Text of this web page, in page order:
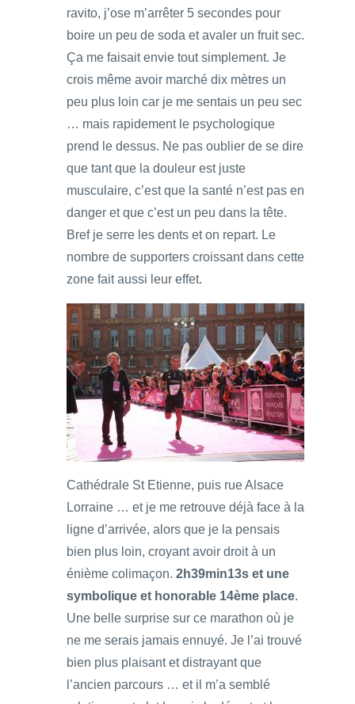
ravito, j’ose m’arrêter 5 secondes pour
boire un peu de soda et avaler un fruit sec.
Ça me faisait envie tout simplement. Je
crois même avoir marché dix mètres un
peu plus loin car je me sentais un peu sec
… mais rapidement le psychologique
prend le dessus. Ne pas oublier de se dire
que tant que la douleur est juste
musculaire, c’est que la santé n’est pas en
danger et que c’est un peu dans la tête.
Bref je serre les dents et on repart. Le
nombre de supporters croissant dans cette
zone fait aussi leur effet.
Cathédrale St Etienne, puis rue Alsace
Lorraine … et je me retrouve déjà face à la
ligne d’arrivée, alors que je la pensais
bien plus loin, croyant avoir droit à un
énième colimaçon. 2h39min13s et une
symbolique et honorable 14ème place.
Une belle surprise sur ce marathon où je
ne me serais jamais ennuyé. Je l’ai trouvé
bien plus plaisant et distrayant que
l’ancien parcours … et il m’a semblé